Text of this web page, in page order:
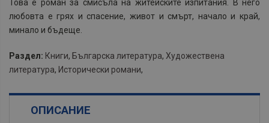
Това е роман за смисъла на житейските изпитания. В него
любовта е грях и спасение, живот и смърт, начало и край,
минало и бъдеще.
Раздел: Книги, Българска литература, Художествена
литература, Исторически романи,
ОПИСАНИЕ